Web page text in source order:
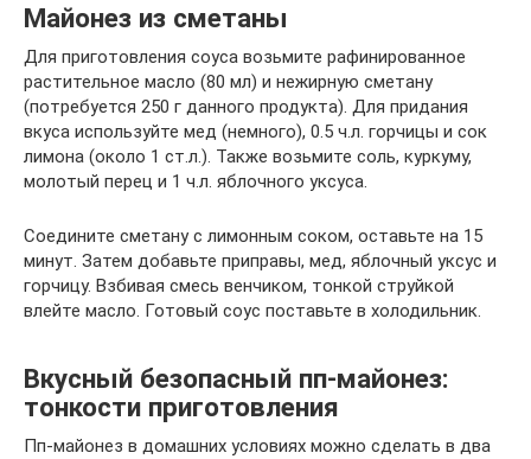
Майонез из сметаны
Для приготовления соуса возьмите рафинированное
растительное масло (80 мл) и нежирную сметану
(потребуется 250 г данного продукта). Для придания
вкуса используйте мед (немного), 0.5 ч.л. горчицы и сок
лимона (около 1 ст.л.). Также возьмите соль, куркуму,
молотый перец и 1 ч.л. яблочного уксуса.
Соедините сметану с лимонным соком, оставьте на 15
минут. Затем добавьте приправы, мед, яблочный уксус и
горчицу. Взбивая смесь венчиком, тонкой струйкой
влейте масло. Готовый соус поставьте в холодильник.
Вкусный безопасный пп-майонез:
тонкости приготовления
Пп-майонез в домашних условиях можно сделать в два